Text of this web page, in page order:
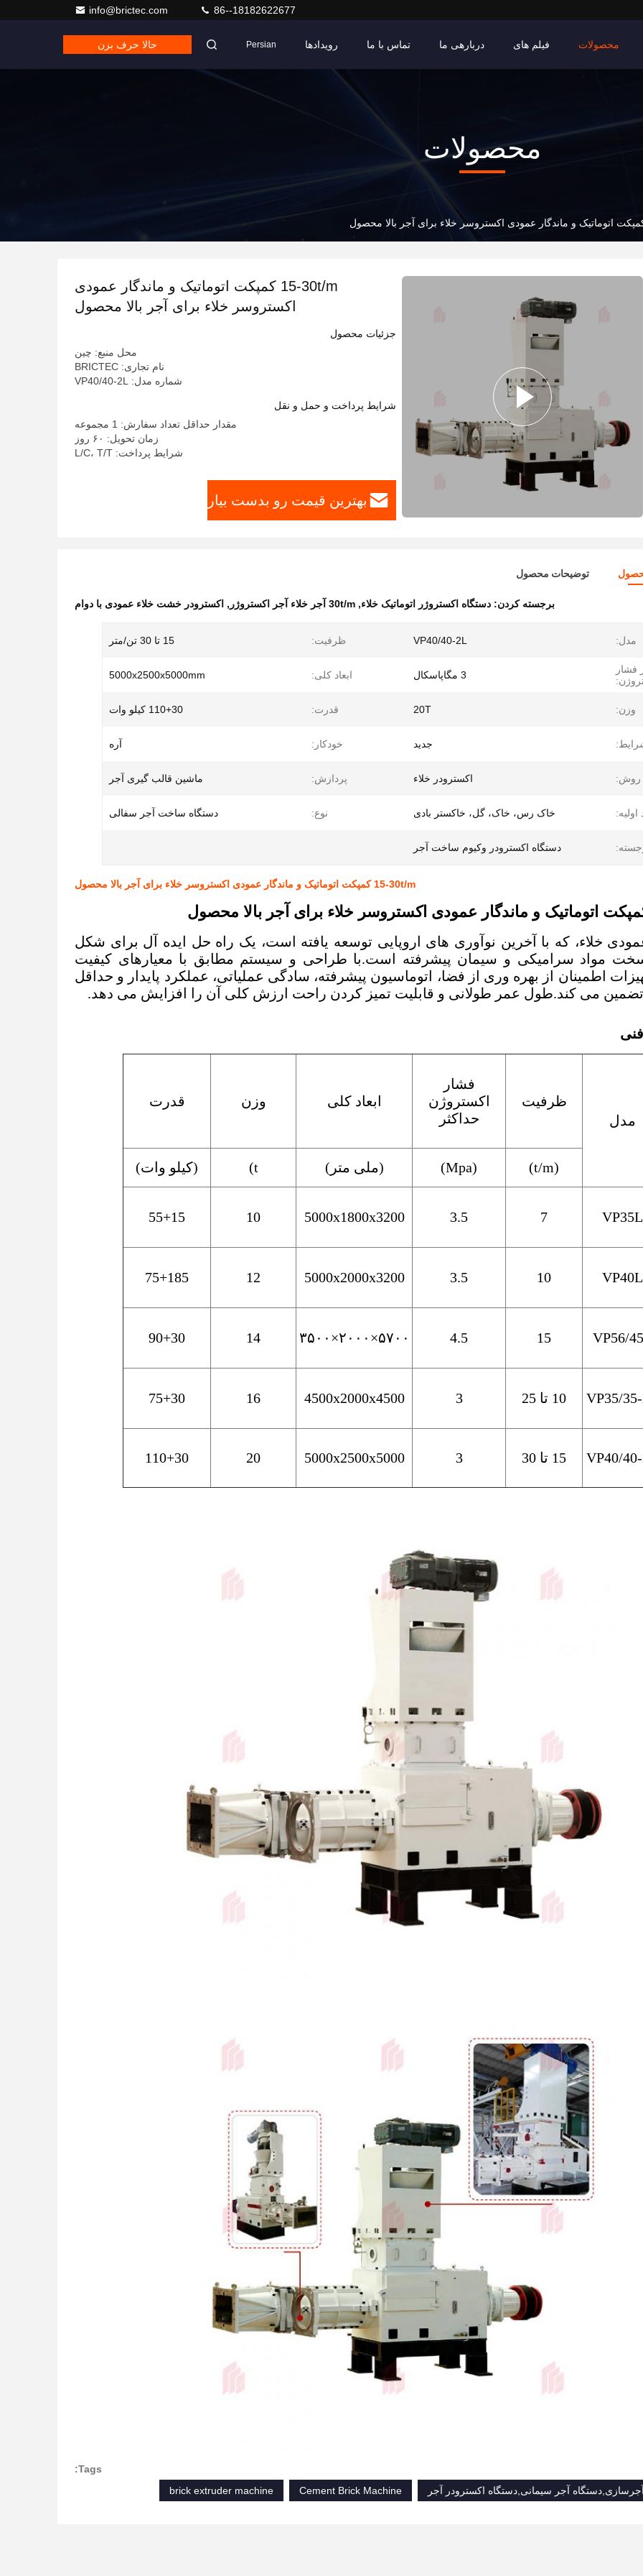
info@brictec.com 86--18182622677
محصولات فیلم های دربارهی ما تماس با ما رویدادها Persian حالا حرف بزن
محصولات
15-30t/m کمپکت اتوماتیک و ماندگار عمودی
اکستروسر خلاء برای آجر بالا محصول
جزئیات محصول
محل منبع: چین
نام تجاری: BRICTEC
شماره مدل: VP40/40-2L
شرایط پرداخت و حمل و نقل
مقدار حداقل تعداد سفارش: 1 مجموعه
زمان تحویل: ۶۰ روز
شرایط پرداخت: L/C، T/T
بهترین قیمت رو بدست بیار
توضیحات محصول
برجسته کردن: دستگاه اکستروژر اتوماتیک خلاء, 30t/m آجر خلاء آجر اکستروژر , اکسترودر خشت خلاء عمودی با دوام
مدل: VP40/40-2L ظرفیت: 15 تا 30 تن/متر
فشار
3 مگاپاسکال ابعاد کلی: 5000x2500x5000mm
وزن: 20T قدرت: 110+30 کیلو وات
جدید خودکار: آره
روش: اکسترودر خلاء پردازش: ماشین قالب گیری آجر
اولیه: خاک رس، خاک، گل، خاکستر بادی نوع: دستگاه ساخت آجر سفالی
دستگاه اکسترودر وکیوم ساخت آجر
15-30t/m کمپکت اتوماتیک و ماندگار عمودی اکستروسر خلاء برای آجر بالا محصول
خلاء، که با آخرین نوآوری های اروپایی توسعه یافته است، یک راه حل ایده آل برای شکل
مواد سرامیکی و سیمان پیشرفته است.با طراحی و سیستم مطابق با معیارهای کیفیت
اطمینان از بهره وری از فضا، اتوماسیون پیشرفته، سادگی عملیاتی، عملکرد پایدار و حداقل
تضمین می کند.طول عمر طولانی و قابلیت تمیز کردن راحت ارزش کلی آن را افزایش می دهد.
مدل
ظرفیت
فشار
اکستروژن
حداکثر
ابعاد کلی وزن قدرت
(t/m)
(Mpa) (ملی متر) t) (کیلو وات)
VP35L
7
3.5
5000x1800x3200
10
55+15
VP40L
10
3.5
5000x2000x3200
12
75+185
VP56/
15
4.5 ۵۷۰۰×۲۰۰۰×۳۵۰۰ 14
90+30
VP35/ 10 تا 25 3
4500x2000x4500
16
75+30
VP40/ 15 تا 30 3
5000x2500x5000
20
110+30
Tags:
آجر سیمانی,دستگاه اکسترودر آجر
Cement Brick Machine
brick extruder machine